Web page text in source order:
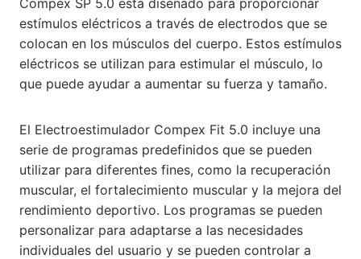
estímulos eléctricos a través de electrodos que se
colocan en los músculos del cuerpo. Estos estímulos
eléctricos se utilizan para estimular el músculo, lo
que puede ayudar a aumentar su fuerza y tamaño.
El Electroestimulador Compex Fit 5.0 incluye una
serie de programas predefinidos que se pueden
utilizar para diferentes fines, como la recuperación
muscular, el fortalecimiento muscular y la mejora del
rendimiento deportivo. Los programas se pueden
personalizar para adaptarse a las necesidades
individuales del usuario y se pueden controlar a